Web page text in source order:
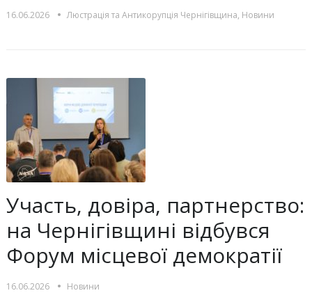
16.06.2026 • Люстрацiя та Антикорупцiя Чернігівщина, Новини
Участь, довіра, партнерство:
на Чернігівщині відбувся
Форум місцевої демократії
16.06.2026 • Новини